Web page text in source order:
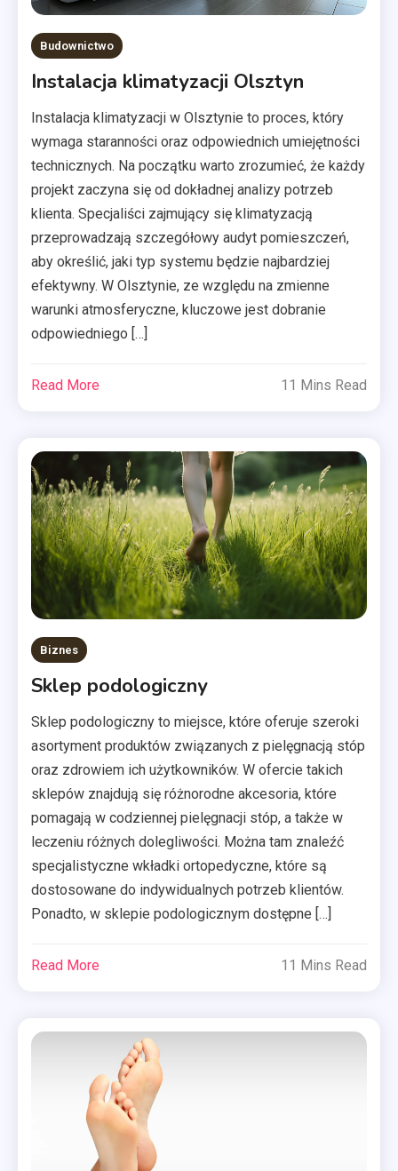
Budownictwo
Instalacja klimatyzacji Olsztyn
Instalacja klimatyzacji w Olsztynie to proces, który
wymaga staranności oraz odpowiednich umiejętności
technicznych. Na początku warto zrozumieć, że każdy
projekt zaczyna się od dokładnej analizy potrzeb
klienta. Specjaliści zajmujący się klimatyzacją
przeprowadzają szczegółowy audyt pomieszczeń,
aby określić, jaki typ systemu będzie najbardziej
efektywny. W Olsztynie, ze względu na zmienne
warunki atmosferyczne, kluczowe jest dobranie
odpowiedniego […]
Read More 11 Mins Read
Biznes
Sklep podologiczny
Sklep podologiczny to miejsce, które oferuje szeroki
asortyment produktów związanych z pielęgnacją stóp
oraz zdrowiem ich użytkowników. W ofercie takich
sklepów znajdują się różnorodne akcesoria, które
pomagają w codziennej pielęgnacji stóp, a także w
leczeniu różnych dolegliwości. Można tam znaleźć
specjalistyczne wkładki ortopedyczne, które są
dostosowane do indywidualnych potrzeb klientów.
Ponadto, w sklepie podologicznym dostępne […]
Read More 11 Mins Read